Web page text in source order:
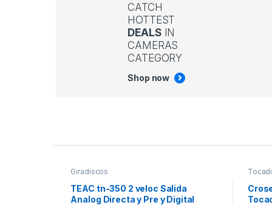
CATCH
HOTTEST
DEALSIN
CAMERAS
CATEGORY
Shop now
Giradiscos
TEAC tn-350 2 veloc Salida
Analog Directa y Pre y Digital